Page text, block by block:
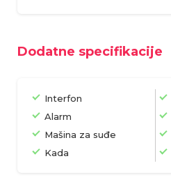
Dodatne specifikacije
Interfon
Alarm
Mašina za suđe
Kada